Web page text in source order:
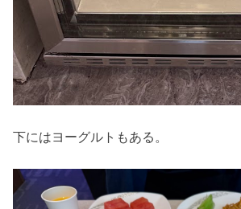
下にはヨーグルトもある。